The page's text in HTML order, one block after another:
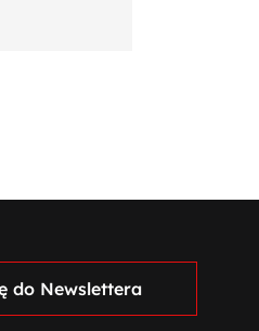
do Newslettera